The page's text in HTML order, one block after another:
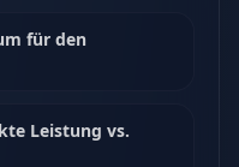
für den
Leistung vs.